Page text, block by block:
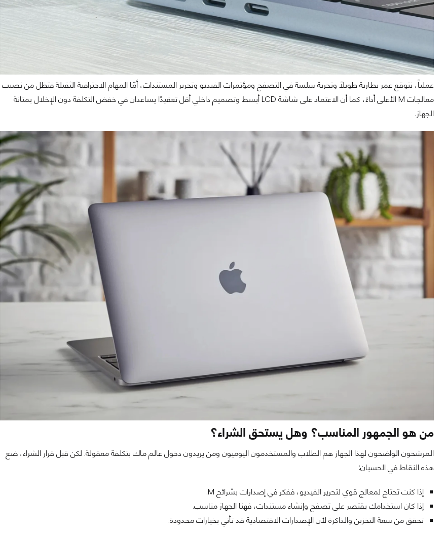
عملياً، نتوقع عمر بطارية طويلًا وتجربة سلسة في التصفح ومؤتمرات الفيديو وتحرير المستندات، أمّا المهام الاحترافية الثقيلة فتظل من نصيب
معالجات M الأعلى أداءً، كما أن الاعتماد على شاشة LCD أبسط وتصميم داخلي أقل تعقيدًا يساعدان في خفض التكلفة دون الإخلال بمتانة
الجهاز.
من هو الجمهور المناسب؟ وهل يستحق الشراء؟
المرشحون الواضحون لهذا الجهاز هم الطلاب والمستخدمون اليوميون ومن يريدون دخول عالم ماك بتكلفة معقولة. لكن قبل قرار الشراء، ضع
هذه النقاط في الحسبان:
إذا كنت تحتاج لمعالج قوي لتحرير الفيديو، ففكر في إصدارات بشرائح M.
إذا كان استخدامك يقتصر على تصفح وإنشاء مستندات، فهنا الجهاز مناسب.
تحقق من سعة التخزين والذاكرة لأن الإصدارات الاقتصادية قد تأتي بخيارات محدودة.